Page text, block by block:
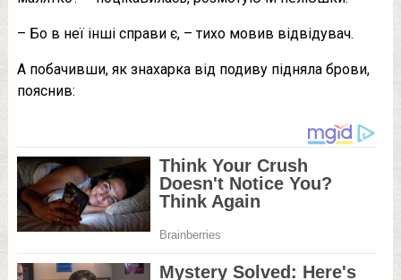
– Бо в неї інші справи є, – тихо мовив відвідувач.
А побачивши, як знахарка від подиву підняла брови,
пояснив: